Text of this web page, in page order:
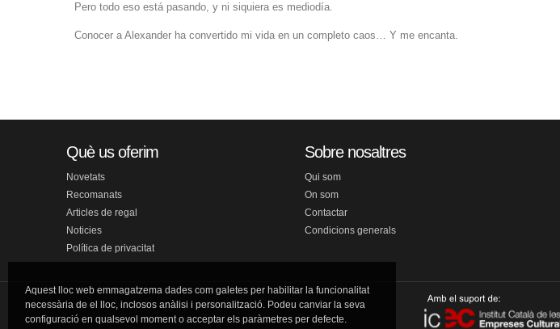
Pero todo eso está pasando, y ni siquiera es mediodía.
Conocer a Alexander ha convertido mi vida en un completo caos… Y me encanta.
Què us oferim
Novetats
Recomanats
Articles de regal
Noticies
Política de privacitat
Sobre nosaltres
Qui som
On som
Contactar
Condicions generals
Aquest lloc web emmagatzema dades com galetes per habilitar la funcionalitat
necessària de el lloc, inclosos anàlisi i personalització. Podeu canviar la seva
configuració en qualsevol moment o acceptar els paràmetres per defecte.